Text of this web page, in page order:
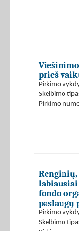
prieš
Pirkimo
Skelbimo
Pirkimo
Renginių,
fondo
paslaugų
Pirkimo
Skelbimo